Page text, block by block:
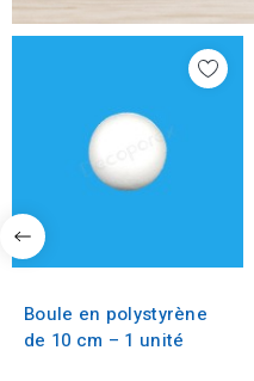
Boule en polystyrène
de 10 cm – 1 unité